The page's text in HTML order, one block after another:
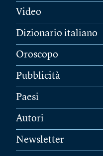
Video
Dizionario italiano
Oroscopo
Pubblicità
Paesi
Autori
Newsletter